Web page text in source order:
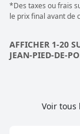
*Des taxes ou frais
le prix final avant de
AFFICHER 1-20
JEAN-PIED-DE-
Voir tous